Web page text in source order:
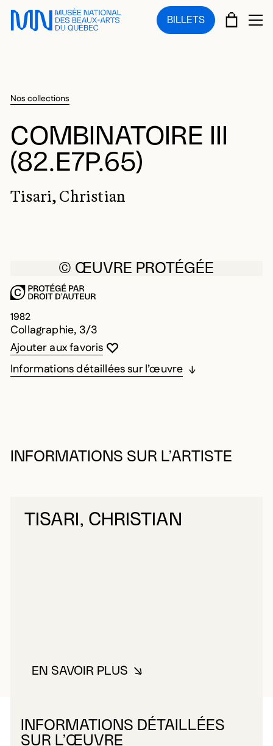
Sauter au menu principal
Sauter au contenu principal
Sauter au pied de page
BILLETS PANIER
Nos collections
COMBINATOIRE III
(82.E7P.65)
Tisari, Christian
© ŒUVRE PROTÉGÉE
1982
Collagraphie, 3/3
Vous devez être connecté pour ajouter
Fermer la modale
Ouvrir la modale
Ajouter aux favoris
Informations détaillées sur l’œuvre
INFORMATIONS SUR L’ARTISTE
TISARI, CHRISTIAN
EN SAVOIR PLUSÀ PROPOS DE TISARI,
INFORMATIONS DÉTAILLÉES
SUR L’ŒUVRE